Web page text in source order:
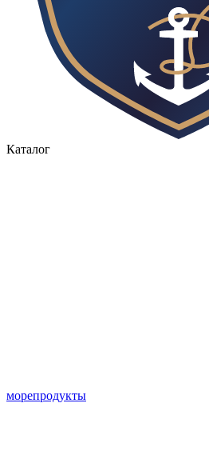
Каталог
морепродукты